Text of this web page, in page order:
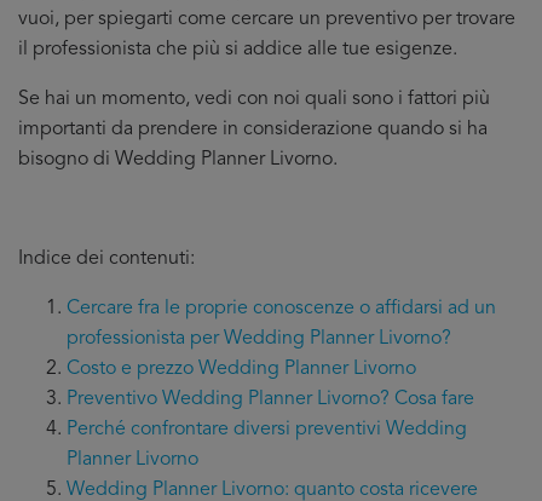
vuoi, per spiegarti come cercare un preventivo per trovare
il professionista che più si addice alle tue esigenze.
Se hai un momento, vedi con noi quali sono i fattori più
importanti da prendere in considerazione quando si ha
bisogno di Wedding Planner Livorno.
Indice dei contenuti:
Cercare fra le proprie conoscenze o affidarsi ad un
professionista per Wedding Planner Livorno?
Costo e prezzo Wedding Planner Livorno
Preventivo Wedding Planner Livorno? Cosa fare
Perché confrontare diversi preventivi Wedding
Planner Livorno
Wedding Planner Livorno: quanto costa ricevere